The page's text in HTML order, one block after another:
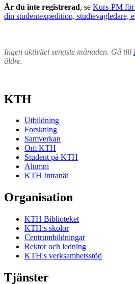
Är du inte registrerad, se Kurs-PM
din studentexpedition, studievägledare,
Ingen aktivitet senaste månaden. Gå till
äldre.
KTH
Utbildning
Forskning
Samverkan
Om KTH
Student på KTH
Alumni
KTH Intranät
Organisation
KTH Biblioteket
KTH:s skolor
Centrumbildningar
Rektor och ledning
KTH:s verksamhetsstöd
Tjänster